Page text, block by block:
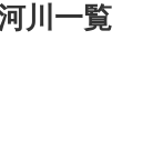
川一覧